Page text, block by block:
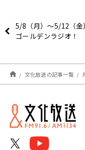
5/8（月）～5/12（金
ゴールデンラジオ！
文化放送の記事一覧